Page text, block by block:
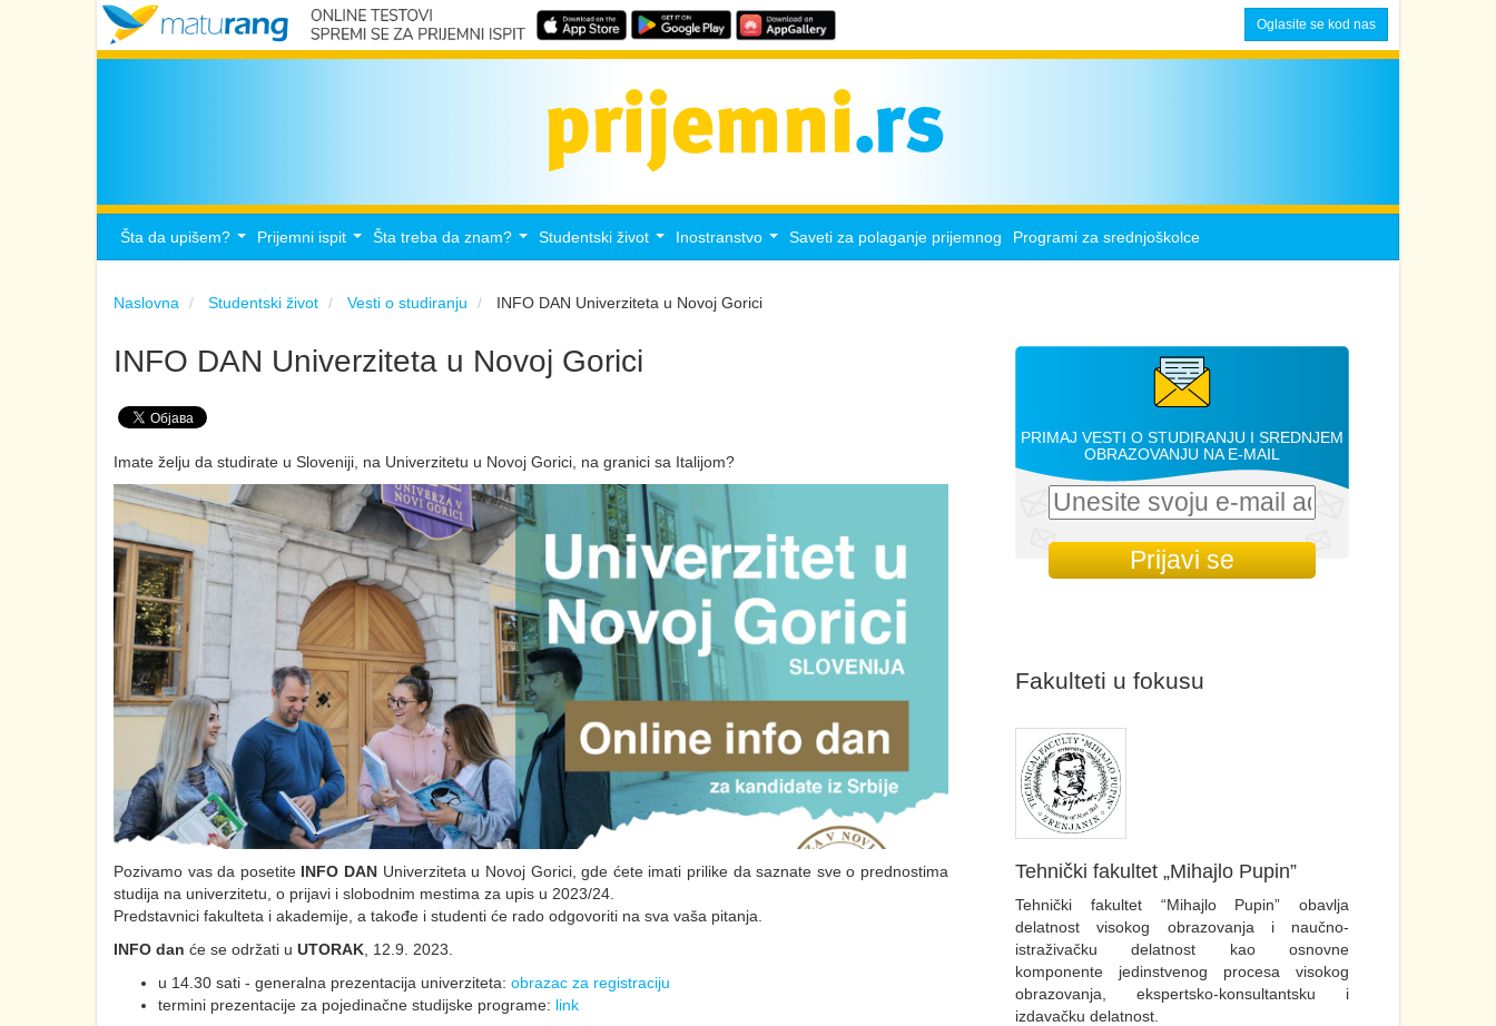
Oglasite se kod nas
Šta da upišem? Prijemni ispit Šta treba da znam? Studentski život Inostranstvo Saveti za polaganje prijemnog Programi za srednjoškolce
Naslovna Studentski život Vesti o studiranju INFO DAN Univerziteta u Novoj Gorici
INFO DAN Univerziteta u Novoj Gorici
Imate želju da studirate u Sloveniji, na Univerzitetu u Novoj Gorici, na granici sa Italijom?
Pozivamo vas da posetite INFO DAN Univerziteta u Novoj Gorici, gde ćete imati prilike da saznate sve o prednostima
studija na univerzitetu, o prijavi i slobodnim mestima za upis u 2023/24.
Predstavnici fakulteta i akademije, a takođe i studenti će rado odgovoriti na sva vaša pitanja.
INFO dan će se održati u UTORAK , 12.9. 2023.
u 14.30 sati - generalna prezentacija univerziteta: obrazac za registraciju
termini prezentacije za pojedinačne studijske programe: link
PRIMAJ VESTI O STUDIRANJU I SREDNJEM
OBRAZOVANJU NA E-MAIL
Fakulteti u fokusu
Tehnički fakultet „Mihajlo Pupin”
Tehnički fakultet “Mihajlo Pupin” obavlja
delatnost visokog obrazovanja i naučno-
istraživačku delatnost kao osnovne
komponente jedinstvenog procesa visokog
obrazovanja, ekspertsko-konsultantsku i
izdavačku delatnost.